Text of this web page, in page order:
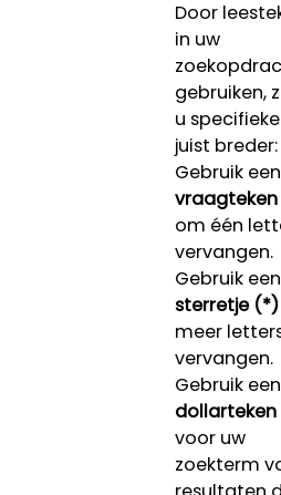
Door
in uw
gebruiken,
u
juist breder:
Gebruik een
om één
vervangen.
Gebruik een
sterretje (*)
meer
vervangen.
Gebruik een
voor uw
zoekterm